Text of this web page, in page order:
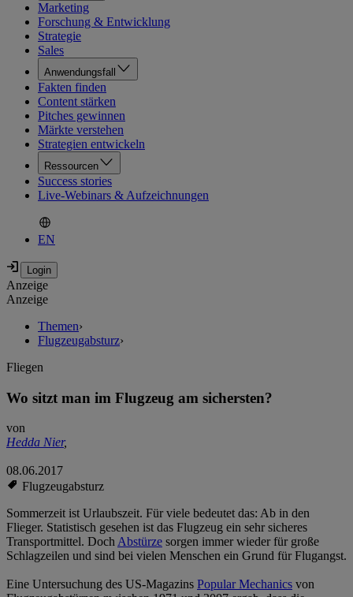
Marketing
Forschung & Entwicklung
Strategie
Sales
Anwendungsfall
Fakten finden
Content stärken
Pitches gewinnen
Märkte verstehen
Strategien entwickeln
Ressourcen
Success stories
Live-Webinars & Aufzeichnungen
EN
Anzeige
Anzeige
Themen›
Flugzeugabsturz›
Fliegen
Wo sitzt man im Flugzeug am sichersten?
von
Hedda Nier,
08.06.2017
Flugzeugabsturz
Sommerzeit ist Urlaubszeit. Für viele bedeutet das: Ab in den
Flieger. Statistisch gesehen ist das Flugzeug ein sehr sicheres
Transportmittel. DochAbstürze sorgen immer wieder für große
Schlagzeilen und sind bei vielen Menschen ein Grund für Flugangst.
Eine Untersuchung des US-Magazins Popular Mechanics von